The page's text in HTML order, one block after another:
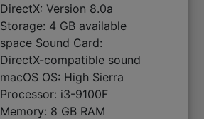
DirectX: Version 8.0a
Storage: 4 GB available
space Sound Card:
DirectX-compatible sound
macOS OS: High Sierra
Processor: i3-9100F
Memory: 8 GB RAM